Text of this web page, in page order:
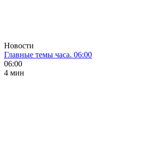
Новости
Главные темы часа. 06:00
06:00
4 мин